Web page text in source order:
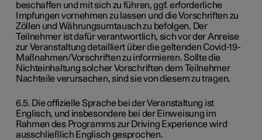
beschaffen und mit sich zu führen, ggf. erforderliche
Impfungen vornehmen zu lassen und die Vorschriften zu
Zöllen und Währungsumtausch zu befolgen. Der
Teilnehmer ist dafür verantwortlich, sich vor der Anreise
zur Veranstaltung detailliert über die geltenden Covid-19-
Maßnahmen/Vorschriften zu informieren. Sollte die
Nichteinhaltung solcher Vorschriften dem Teilnehmer
Nachteile verursachen, sind sie von diesem zu tragen.
6.5. Die offizielle Sprache bei der Veranstaltung ist
Englisch, und insbesondere bei der Einweisung im
Rahmen des Programms zur Driving Experience wird
ausschließlich Englisch gesprochen.